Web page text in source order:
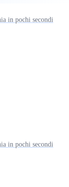
in pochi secondi
in pochi secondi